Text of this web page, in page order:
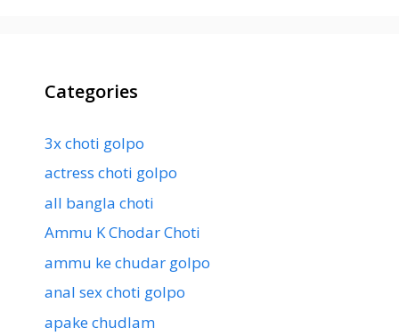
Categories
3x choti golpo
actress choti golpo
all bangla choti
Ammu K Chodar Choti
ammu ke chudar golpo
anal sex choti golpo
apake chudlam